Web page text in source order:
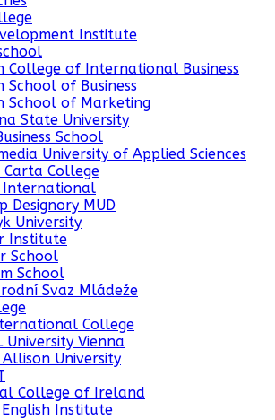
Institute
College of International Business
School of Business
School of Marketing
State University
School
University of Applied Sciences
Carta College
International
Designory MUD
University
Institute
School
School
Svaz Mládeže
College
University Vienna
University
College of Ireland
Institute